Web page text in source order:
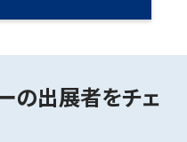
の出展者をチェ